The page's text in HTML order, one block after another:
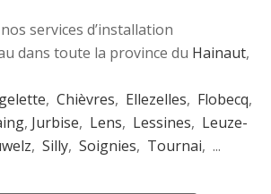
services d’installation
dans toute la province du Hainaut,
, Chièvres, Ellezelles, Flobecq,
, Jurbise, Lens, Lessines, Leuze-
, Silly, Soignies, Tournai, ...